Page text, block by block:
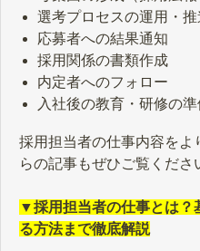
選考プロセスの運用・推
応募者への結果通知
採用関係の書類作成
内定者へのフォロー
入社後の教育・研修の
採用担当者の仕事内容をよ
らの記事もぜひご覧くださ
▼採用担当者の仕事とは？
る方法まで徹底解説